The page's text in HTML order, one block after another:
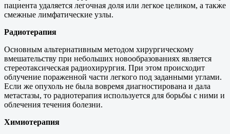
пациента удаляется легочная доля или легкое целиком, а также
смежные лимфатические узлы.
Радиотерапия
Основным альтернативным методом хирургическому
вмешательству при небольших новообразованиях является
стереотаксическая радиохирургия. При этом происходит
облучение пораженной части легкого под заданными углами.
Если же опухоль не была вовремя диагностирована и дала
метастазы, то радиотерапия используется для борьбы с ними и
облечения течения болезни.
Химиотерапия